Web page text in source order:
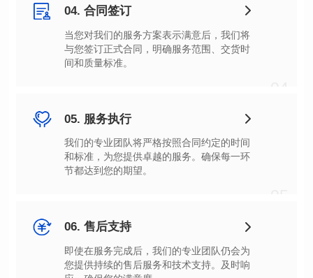
04. 合同签订
间和质量标准。
05. 服务执行
节都达到您的期望。
06. 售后支持